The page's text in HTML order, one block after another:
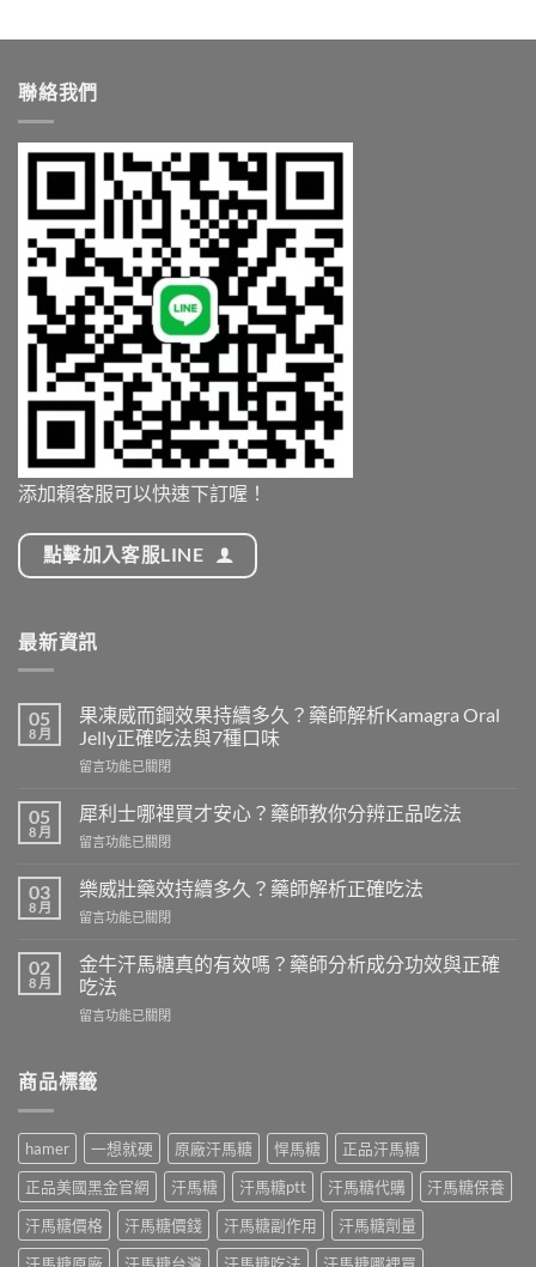
聯絡我們
添加賴客服可以快速下訂喔！
點擊加入客服LINE
最新資訊
05
8 月
果凍威而鋼效果持續多久？藥師解析Kamagra Oral
Jelly正確吃法與7種口味
在
凍
威
而
效
果
持
多
久？
藥
析
Kamagra
Jelly
確
吃
法
與
7
留言功能已關閉
05
8 月
犀利士哪裡買才安心？藥師教你分辨正品吃法
在
利
士
哪
買
才
心？
教
正
品
吃
法〉
中
留言功能已關閉
03
8 月
樂威壯藥效持續多久？藥師解析正確吃法
在
威
壯
藥
效
多
師
解
析
正
確
吃
法〉
留言功能已關閉
02
8 月
金牛汗馬糖真的有效嗎？藥師分析成分功效與正確
吃法
在
汗
馬
真
有
效
嗎？
藥
師
留言功能已關閉
商品標籤
hamer 一想就硬 原廠汗馬糖 悍馬糖
正品汗馬糖
正品美國黑金官網
汗馬糖 汗馬糖ptt 汗馬糖代購
汗馬糖保養
汗馬糖價格
汗馬糖價錢 汗馬糖副作用
汗馬糖劑量